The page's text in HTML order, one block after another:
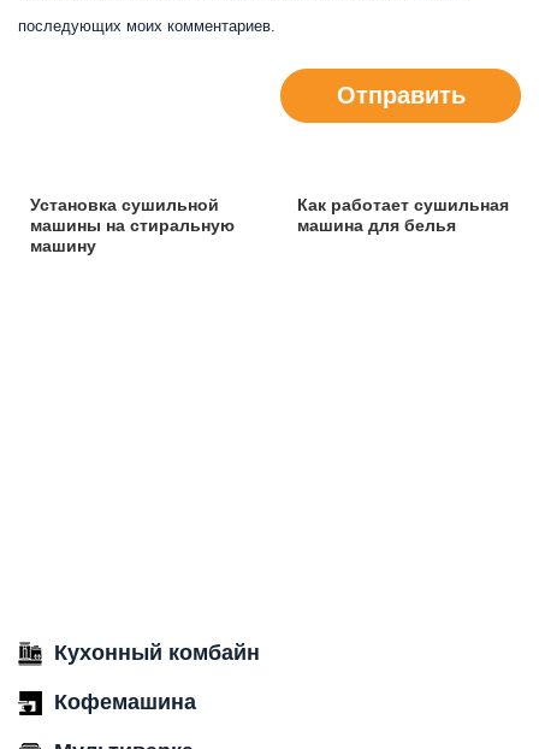
последующих моих комментариев.
Отправить
Установка сушильной
машины на стиральную
машину
Как работает сушильная
машина для белья
Кухонный комбайн
Кофемашина